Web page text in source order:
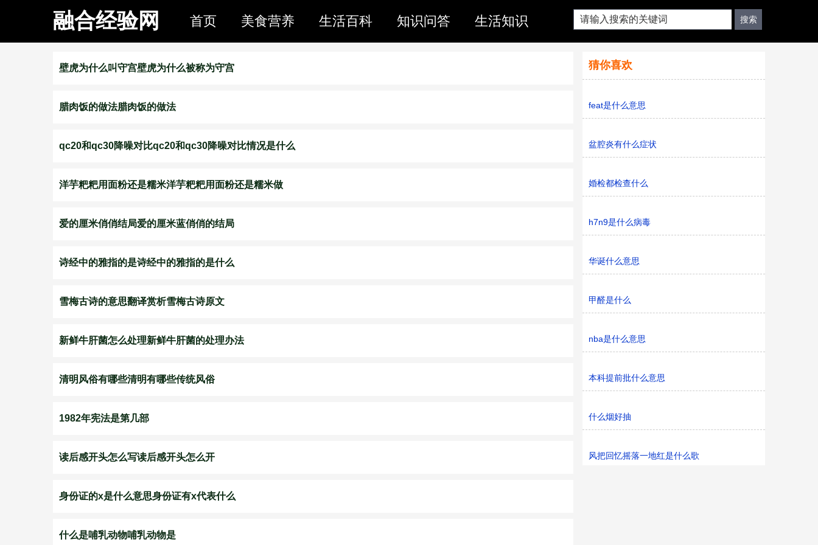
融合经验网 首页 美食营养 生活百科 知识问答 生活知识
壁虎为什么叫守宫壁虎为什么被称为守宫
腊肉饭的做法腊肉饭的做法
qc20和qc30降噪对比qc20和qc30降噪对比情况是什么
洋芋粑粑用面粉还是糯米洋芋粑粑用面粉还是糯米做
爱的厘米俏俏结局爱的厘米蓝俏俏的结局
诗经中的雅指的是诗经中的雅指的是什么
雪梅古诗的意思翻译赏析雪梅古诗原文
新鲜牛肝菌怎么处理新鲜牛肝菌的处理办法
清明风俗有哪些清明有哪些传统风俗
1982年宪法是第几部
读后感开头怎么写读后感开头怎么开
身份证的x是什么意思身份证有x代表什么
什么是哺乳动物哺乳动物是
猜你喜欢
feat是什么意思
盆腔炎有什么症状
婚检都检查什么
h7n9是什么病毒
华诞什么意思
甲醛是什么
nba是什么意思
本科提前批什么意思
什么烟好抽
风把回忆摇落一地红是什么歌